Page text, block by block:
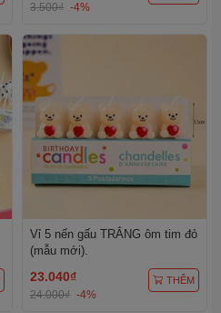
3.500₫ -4%
Vỉ 5 nến gấu TRẮNG ôm tim đỏ
(mẫu mới).
23.040₫
24.000₫ -4%
THÊM